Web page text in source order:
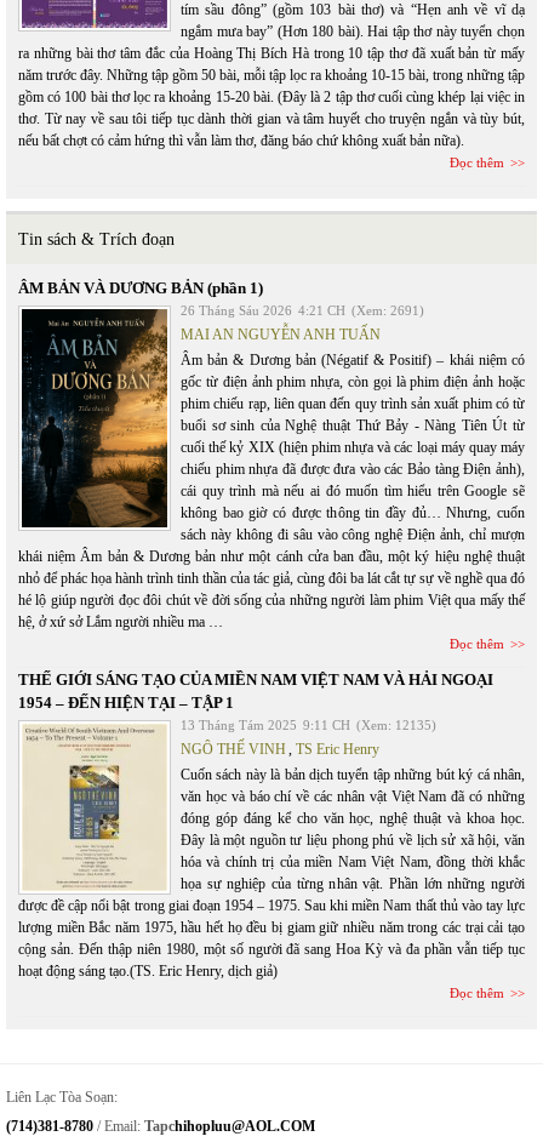
tím sầu đông” (gồm 103 bài thơ) và “Hẹn anh về vĩ dạ
ngắm mưa bay” (Hơn 180 bài). Hai tập thơ này tuyển chọn
ra những bài thơ tâm đắc của Hoàng Thị Bích Hà trong 10 tập thơ đã xuất bản từ mấy
năm trước đây. Những tập gồm 50 bài, mỗi tập lọc ra khoảng 10-15 bài, trong những tập
gồm có 100 bài thơ lọc ra khoảng 15-20 bài. (Đây là 2 tập thơ cuối cùng khép lại việc in
thơ. Từ nay về sau tôi tiếp tục dành thời gian và tâm huyết cho truyện ngắn và tùy bút,
nếu bất chợt có cảm hứng thì vẫn làm thơ, đăng báo chứ không xuất bản nữa).
Đọc thêm
Tin sách & Trích đoạn
ÂM BẢN VÀ DƯƠNG BẢN (phần 1)
26 Tháng Sáu 2026 4:21 CH (Xem: 2691)
MAI AN NGUYỄN ANH TUẤN
Âm bản & Dương bản (Négatif & Positif) – khái niệm có
gốc từ điện ảnh phim nhựa, còn gọi là phim điện ảnh hoặc
phim chiếu rạp, liên quan đến quy trình sản xuất phim có từ
buổi sơ sinh của Nghệ thuật Thứ Bảy - Nàng Tiên Út từ
cuối thế kỷ XIX (hiện phim nhựa và các loại máy quay máy
chiếu phim nhựa đã được đưa vào các Bảo tàng Điện ảnh),
cái quy trình mà nếu ai đó muốn tìm hiểu trên Google sẽ
không bao giờ có được thông tin đầy đủ… Nhưng, cuốn
sách này không đi sâu vào công nghệ Điện ảnh, chỉ mượn
khái niệm Âm bản & Dương bản như một cánh cửa ban đầu, một ký hiệu nghệ thuật
nhỏ để phác họa hành trình tinh thần của tác giả, cùng đôi ba lát cắt tự sự về nghề qua đó
hé lộ giúp người đọc đôi chút về đời sống của những người làm phim Việt qua mấy thế
hệ, ở xứ sở Lắm người nhiều ma …
Đọc thêm
THẾ GIỚI SÁNG TẠO CỦA MIỀN NAM VIỆT NAM VÀ HẢI NGOẠI
1954 – ĐẾN HIỆN TẠI – TẬP 1
13 Tháng Tám 2025 9:11 CH (Xem: 12135)
NGÔ THẾ VINH, TS Eric Henry
Cuốn sách này là bản dịch tuyển tập những bút ký cá nhân,
văn học và báo chí về các nhân vật Việt Nam đã có những
đóng góp đáng kể cho văn học, nghệ thuật và khoa học.
Đây là một nguồn tư liệu phong phú về lịch sử xã hội, văn
hóa và chính trị của miền Nam Việt Nam, đồng thời khắc
họa sự nghiệp của từng nhân vật. Phần lớn những người
được đề cập nổi bật trong giai đoạn 1954 – 1975. Sau khi miền Nam thất thủ vào tay lực
lượng miền Bắc năm 1975, hầu hết họ đều bị giam giữ nhiều năm trong các trại cải tạo
cộng sản. Đến thập niên 1980, một số người đã sang Hoa Kỳ và đa phần vẫn tiếp tục
hoạt động sáng tạo.(TS. Eric Henry, dịch giả)
Đọc thêm
Liên Lạc Tòa Soạn:
(714)381-8780 / Email: TapcHihopluu@AOL.COM